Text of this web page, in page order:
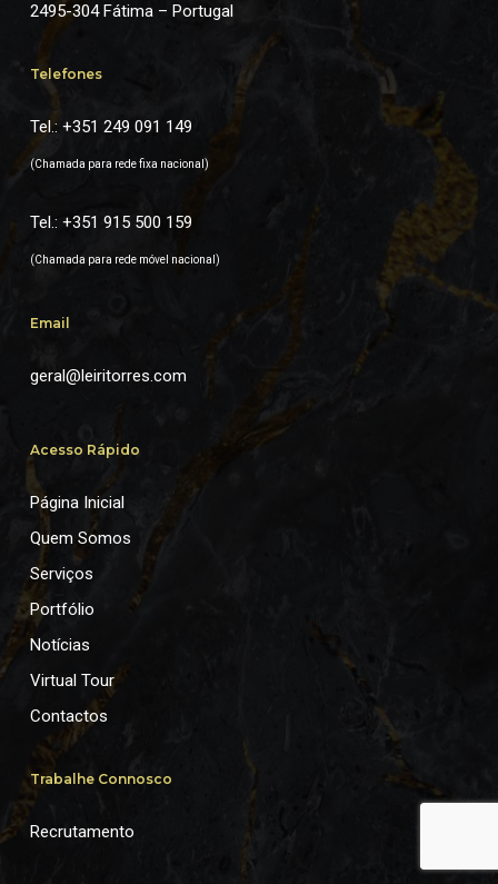
2495-304 Fátima – Portugal
Telefones
Tel.: +351 249 091 149
(Chamada para rede fixa nacional)
Tel.: +351 915 500 159
(Chamada para rede móvel nacional)
Email
geral@leiritorres.com
Acesso Rápido
Página Inicial
Quem Somos
Serviços
Portfólio
Notícias
Virtual Tour
Contactos
Trabalhe Connosco
Recrutamento